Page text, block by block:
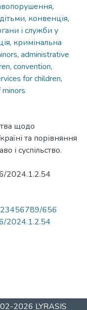
,
, конвенція,
і служби у
, кримінальна
, administrative
, convention,
for children,
щодо
та порівняння
і суспільство.
2024.1.2.54
656
2024.1.2.54
2026 LYRASIS